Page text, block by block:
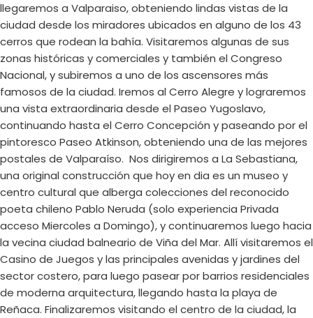
llegaremos a Valparaiso, obteniendo lindas vistas de la
ciudad desde los miradores ubicados en alguno de los 43
cerros que rodean la bahía. Visitaremos algunas de sus
zonas históricas y comerciales y también el Congreso
Nacional, y subiremos a uno de los ascensores más
famosos de la ciudad. Iremos al Cerro Alegre y lograremos
una vista extraordinaria desde el Paseo Yugoslavo,
continuando hasta el Cerro Concepción y paseando por el
pintoresco Paseo Atkinson, obteniendo una de las mejores
postales de Valparaíso. Nos dirigiremos a La Sebastiana,
una original construcción que hoy en dia es un museo y
centro cultural que alberga colecciones del reconocido
poeta chileno Pablo Neruda (solo experiencia Privada
acceso Miercoles a Domingo), y continuaremos luego hacia
la vecina ciudad balneario de Viña del Mar. Allí visitaremos el
Casino de Juegos y las principales avenidas y jardines del
sector costero, para luego pasear por barrios residenciales
de moderna arquitectura, llegando hasta la playa de
Reñaca. Finalizaremos visitando el centro de la ciudad, la